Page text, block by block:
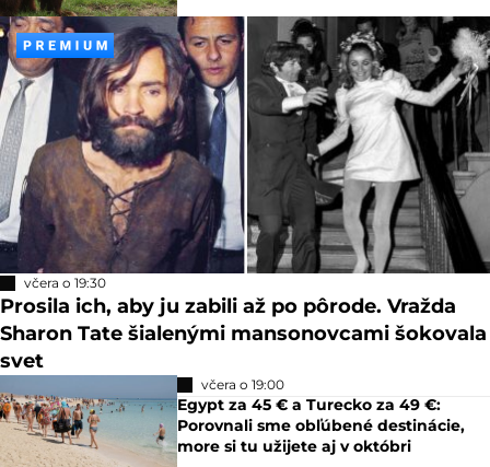
včera o 19:30
Prosila ich, aby ju zabili až po pôrode. Vražda
Sharon Tate šialenými mansonovcami šokovala
svet
včera o 19:00
Egypt za 45 € a Turecko za 49 €:
Porovnali sme obľúbené destinácie,
more si tu užijete aj v októbri